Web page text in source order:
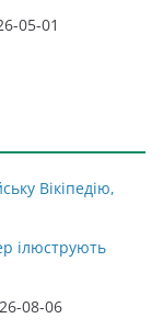
05-01
Вікіпедію,
ілюструють
08-06